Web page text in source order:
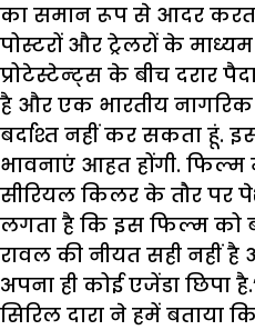
का समान रूप से आदर
पोस्टरों और ट्रेलरों के
प्रोटेस्टेन्ट्स के बीच दरार
है और एक भारतीय
बर्दाश्त नहीं कर सकता हूं.
भावनाएं आहत होंगी.
सीरियल किलर के तौर पर
लगता है कि इस फिल्म को
रावल की नीयत सही नहीं
अपना ही कोई एजेंडा छिपा
सिरिल दारा ने हमें बताया